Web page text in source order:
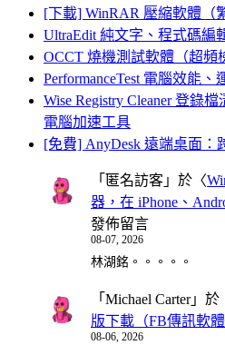
[下載] WinRAR 壓縮軟體（
UltraEdit 純文字、程式碼編
OCCT 燒機測試軟體（超頻
PerformanceTest 電腦效能
Wise Registry Cleaner 登錄
電腦加速工具
[免費] AnyDesk 遠端桌面：
「 匿名訪客 」於〈
器，在 iPhone、
發佈留言
08-07, 2026
林湖銘。。。。。
「 Michael Carter」於
版下載（FB傳訊軟體
08-06, 2026